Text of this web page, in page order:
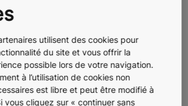
utilisent des cookies pour
du site et vous offrir la
possible lors de votre navigation.
à l’utilisation de cookies non
est libre et peut être modifié à
vous cliquez sur « continuer sans